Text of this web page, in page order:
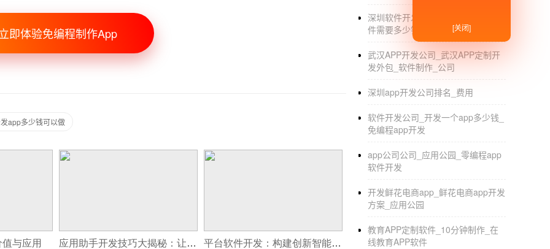
即体验免编程制作App
app多少钱可以做
与应用 应用助手开发技巧大揭秘：让你的生活更便捷 平台软件开发：构建创新智能共享系统的核心技术
深圳软件开发_深圳开发手机APP软
件需要多少钱_公司
武汉APP开发公司_武汉APP定制开
发外包_软件制作_公司
深圳app开发公司排名_费用
软件开发公司_开发一个app多少钱_
免编程app开发
app公司公司_应用公园_零编程app
软件开发
开发鲜花电商app_鲜花电商app开发
方案_应用公园
教育APP定制软件_10分钟制作_在
线教育APP软件
[关闭]